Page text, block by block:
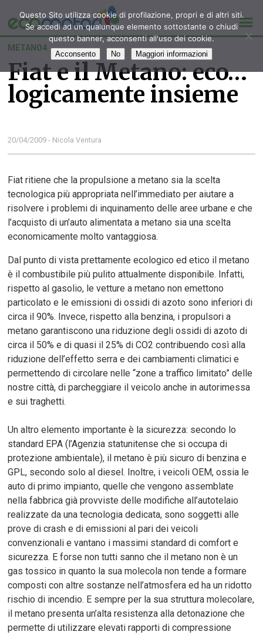
METANO4
Fiat e il Metano: eco…
logicamente insieme
20/04/2009 - Nicola Ventura
Fiat ritiene che la propulsione a metano sia la scelta
tecnologica più appropriata nell’immediato per aiutare a
risolvere i problemi di inquinamento delle aree urbane e che
l’acquisto di un’auto alimentata a metano sia una scelta
economicamente molto vantaggiosa.
Dal punto di vista prettamente ecologico ed etico il metano
è il combustibile più pulito attualmente disponibile. Infatti,
rispetto al gasolio, le vetture a metano non emettono
particolato e le emissioni di ossidi di azoto sono inferiori di
circa il 90%. Invece, rispetto alla benzina, i propulsori a
metano garantiscono una riduzione degli ossidi di azoto di
circa il 50% e di quasi il 25% di CO2 contribuendo così alla
riduzione dell’effetto serra e dei cambiamenti climatici e
permettendo di circolare nelle “zone a traffico limitato” delle
nostre città, di parcheggiare il veicolo anche in autorimessa
e sui traghetti.
Un altro elemento importante è la sicurezza: secondo lo
standard EPA (l’Agenzia statunitense che si occupa di
protezione ambientale), il metano è più sicuro di benzina e
GPL, secondo solo al diesel. Inoltre, i veicoli OEM, ossia le
auto di primo impianto, quelle che vengono assemblate
nella fabbrica già provviste delle modifiche all’autotelaio
realizzate da una tecnologia dedicata, sono soggetti alle
prove di crash e di emissioni al pari dei veicoli
convenzionali e vantano i massimi standard di comfort e
sicurezza. E forse non tutti sanno che il metano non è un
gas tossico in quanto la sua molecola non tende a formare
composti con altre sostanze nell’atmosfera ed ha un ridotto
rischio di incendio. E sempre per la sua struttura molecolare,
il metano presenta un’alta resistenza alla detonazione che
permette di utilizzare elevati rapporti di compressione
Questo Sito utilizza cookie di profilazione, propri e di altri siti.
Se accedi ad un qualunque elemento sottostante o chiudi
questo banner, acconsenti all'uso dei cookie.
Acconsento No Maggiori informazioni